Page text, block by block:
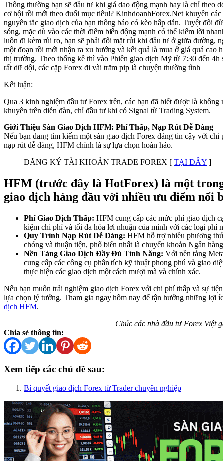
Thông thường bạn sẽ đầu tư khi giá dao động mạnh hay là chỉ theo
cơ hội rồi mới theo đuổi mục tiêu!? KinhdoanhForex.Net khuyên
nguyên tắc giao dịch của bạn thông báo có kèo hấp dẫn. Tuyệt đối
sóng, mặc dù vào các thời điểm biến động mạnh có thể kiếm lời
luôn đi kèm rủi ro, bạn sẽ phải đối mặt rủi khi đầu tư ở giữa đường,
một đoạn rồi mới nhận ra xu hướng và kết quả là mua ở giá quá cao
thị trường. Theo thống kê thì vào Phiên giao dịch Mỹ từ 7:30 đến 4h
rất dữ dội, các cặp Forex đi vài trăm pip là chuyện thường tình
Kết luận:
Qua 3 kinh nghiệm đầu tư Forex trên, các bạn đã biết được là không
khuyên trên diễn đàn, chỉ đầu tư khi có Signal từ Trading System.
Giới Thiệu Sàn Giao Dịch HFM: Phí Thấp, Nạp Rút Dễ Dàng
Nếu bạn đang tìm kiếm một sàn giao dịch Forex đáng tin cậy với chi
nạp rút dễ dàng, HFM chính là sự lựa chọn hoàn hảo.
ĐĂNG KÝ TÀI KHOẢN TRADE FOREX [ TẠI ĐÂY ]
HFM (trước đây là HotForex) là một
giao dịch hàng đầu với nhiều ưu điểm nổi
Phí Giao Dịch Thấp: HFM cung cấp các mức phí giao dịch
kiệm chi phí và tối đa hóa lợi nhuận của mình với các loại phí
Quy Trình Nạp Rút Dễ Dàng: HFM hỗ trợ nhiều phương
chóng và thuận tiện, phổ biến nhất là chuyển khoản Ngân
Nền Tảng Giao Dịch Đầy Đủ Tính Năng: Với nền tảng
cung cấp các công cụ phân tích kỹ thuật phong phú và giao
thực hiện các giao dịch một cách mượt mà và chính xác.
Nếu bạn muốn trải nghiệm giao dịch Forex với chi phí thấp và sự
lựa chọn lý tưởng. Tham gia ngay hôm nay để tận hưởng những lợi
dịch HFM.
Chúc các nhà đầu tư Forex Việt
Chia sẻ thông tin:
Xem tiếp các chủ đề sau:
Bí quyết giao dịch Forex từ Trader chuyên nghiệp